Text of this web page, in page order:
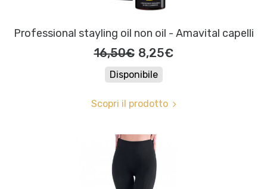
Professional stayling oil non oil - Amavital capelli
16,50€ 8,25€
Disponibile
Scopri il prodotto